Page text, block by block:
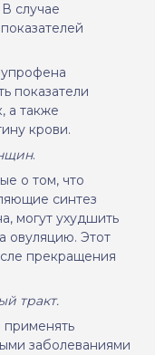
случае
показатели
а также
крови.
.
о том, что
синтез
могут ухудшить
овуляцию. Этот
прекращения
тракт.
заболеваниями